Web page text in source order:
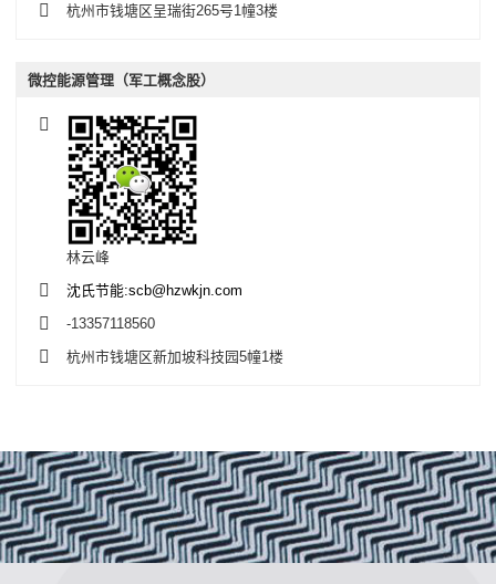
杭州市钱塘区呈瑞街265号1幢3楼
微控能源管理（军工概念股）
林云峰
沈氏节能:scb@hzwkjn.com
-13357118560
杭州市钱塘区新加坡科技园5幢1楼